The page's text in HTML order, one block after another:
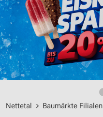
Nettetal Baumärkte Filialen